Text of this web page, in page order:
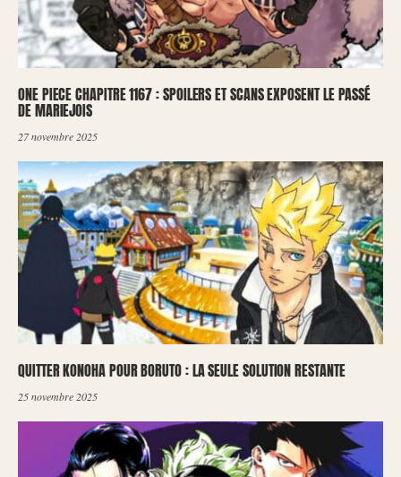
ONE PIECE CHAPITRE 1167 : SPOILERS ET SCANS EXPOSENT LE PASSÉ
DE MARIEJOIS
27 novembre 2025
QUITTER KONOHA POUR BORUTO : LA SEULE SOLUTION RESTANTE
25 novembre 2025